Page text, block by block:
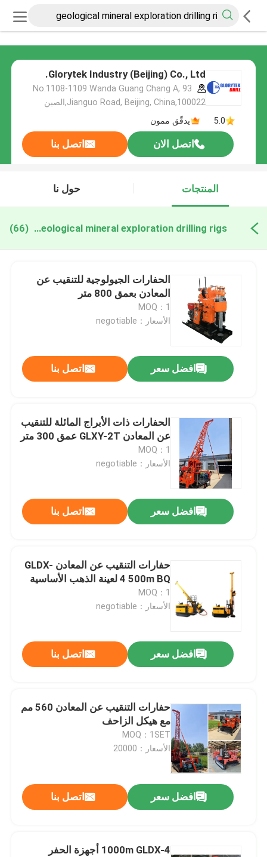
Glorytek Industry (Beijing) Co., Ltd.
No.1108-1109 Wanda Guang Chang A, 93
Jianguo Road, Beijing, China,100022,الصين
5.0
يدقّق ممون
اتصل الان اتصل بنا
المنتجات حول نا
geological mineral exploration drilling rigs التصنيع عبر الإنترنت (66)
الحفارات الجيولوجية للتنقيب عن
المعادن بعمق 800 متر
MOQ：1
الأسعار：negotiable
افضل سعر اتصل بنا
الحفارات ذات الأبراج المائلة للتنقيب
عن المعادن GLXY-2T عمق 300 متر
MOQ：1
الأسعار：negotiable
افضل سعر اتصل بنا
حفارات التنقيب عن المعادن GLDX-
4 500m BQ لعينة الذهب الأساسية
MOQ：1
الأسعار：negotiable
افضل سعر اتصل بنا
حفارات التنقيب عن المعادن 560 مم
مع هيكل الزاحف
MOQ：1SET
الأسعار：20000
افضل سعر اتصل بنا
1000m GLDX-4 أجهزة الحفر